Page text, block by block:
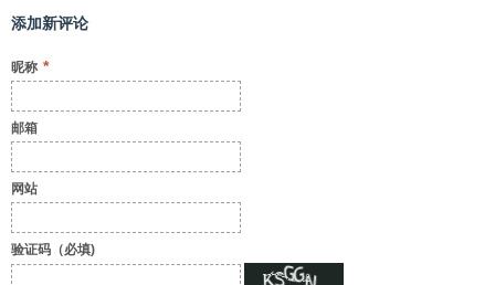
添加新评论
昵称 *
邮箱
网站
验证码（必填)